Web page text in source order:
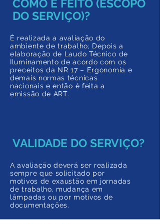
COMO É FEITO (ESCOPO
DO SERVIÇO)?
É realizada a avaliação do
ambiente de trabalho; Depois a
elaboração de Laudo Técnico de
Iluminamento de acordo com os
preceitos da NR 17 – Ergonomia e
demais normas técnicas
nacionais e então é feita a
emissão de ART.
VALIDADE DO SERVIÇO?
A avaliação deverá ser realizada
sempre que solicitado por
motivos de exaustão em jornadas
de trabalho, mudança em
lâmpadas ou por motivos de
documentações.